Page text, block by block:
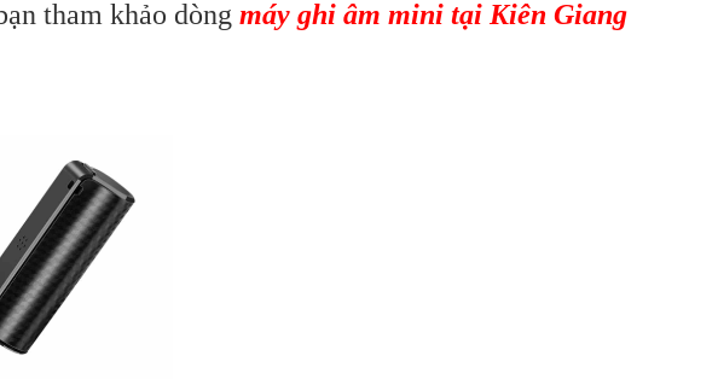
tham khảo dòng máy ghi âm mini tại Kiên Giang